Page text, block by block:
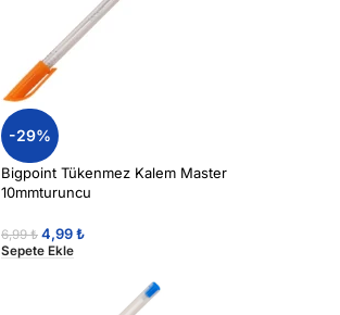
-29%
Bigpoint Tükenmez Kalem Master
10mmturuncu
6,99₺ 4,99₺
Sepete Ekle